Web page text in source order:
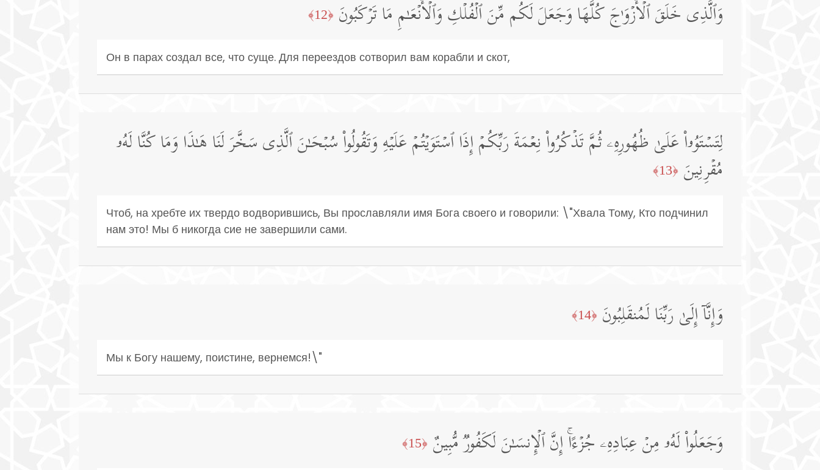
وَٱلَّذِی خَلَقَ ٱلۡأَزۡوَ ٰ⁠جَ كُلَّهَا وَجَعَلَ لَكُم مِّنَ ٱلۡفُلۡكِ وَٱلۡأَنۡعَـٰمِ مَا تَرۡكَبُونَ ﴿12﴾
Он в парах создал все, что суще. Для переездов сотворил вам корабли и скот,
لِتَسۡتَوُۥا۟ عَلَىٰ ظُهُورِهِۦ ثُمَّ تَذۡكُرُوا۟ نِعۡمَةَ رَبِّكُمۡ إِذَا ٱسۡتَوَیۡتُمۡ عَلَیۡهِ وَتَقُولُوا۟ سُبۡحَـٰنَ ٱلَّذِی سَخَّرَ لَنَا هَـٰذَا وَمَا كُنَّا لَهُۥ
مُقۡرِنِینَ ﴿13﴾
Чтоб, на хребте их твердо водворившись, Вы прославляли имя Бога своего и говорили: \"Хвала Тому, Кто подчинил
нам это! Мы б никогда сие не завершили сами.
وَإِنَّاۤ إِلَىٰ رَبِّنَا لَمُنقَلِبُونَ ﴿14﴾
Мы к Богу нашему, поистине, вернемся!\"
وَجَعَلُوا۟ لَهُۥ مِنۡ عِبَادِهِۦ جُزۡءًاۚ إِنَّ ٱلۡإِنسَـٰنَ لَكَفُورࣱ مُّبِینٌ ﴿15﴾